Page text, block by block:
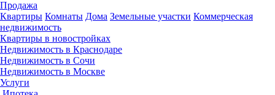
Продажа
Квартиры Комнаты Дома Земельные участки Коммерческая
недвижимость
Квартиры в новостройках
Недвижимость в Краснодаре
Недвижимость в Сочи
Недвижимость в Москве
Услуги